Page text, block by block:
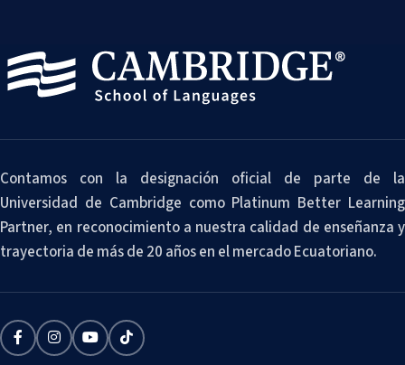
Contamos con la designación oficial de parte de la
Universidad de Cambridge como Platinum Better Learning
Partner, en reconocimiento a nuestra calidad de enseñanza y
trayectoria de más de 20 años en el mercado Ecuatoriano.